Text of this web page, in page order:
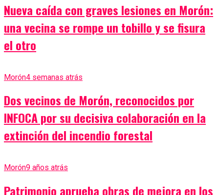
Nueva caída con graves lesiones en Morón:
una vecina se rompe un tobillo y se fisura
el otro
Morón4 semanas atrás
Dos vecinos de Morón, reconocidos por
INFOCA por su decisiva colaboración en la
extinción del incendio forestal
Morón9 años atrás
Patrimonio aprueba obras de mejora en los